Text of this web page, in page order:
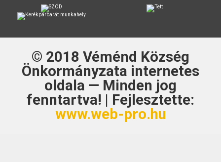
© 2018 Véménd Község
Önkormányzata internetes
oldala — Minden jog
fenntartva! | Fejlesztette:
www.web-pro.hu